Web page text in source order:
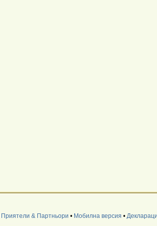
Приятели & Партньори • Мобилна версия •